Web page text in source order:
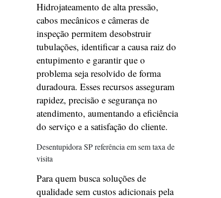
Hidrojateamento de alta pressão,
cabos mecânicos e câmeras de
inspeção permitem desobstruir
tubulações, identificar a causa raiz do
entupimento e garantir que o
problema seja resolvido de forma
duradoura. Esses recursos asseguram
rapidez, precisão e segurança no
atendimento, aumentando a eficiência
do serviço e a satisfação do cliente.
Desentupidora SP referência em sem taxa de
visita
Para quem busca soluções de
qualidade sem custos adicionais pela